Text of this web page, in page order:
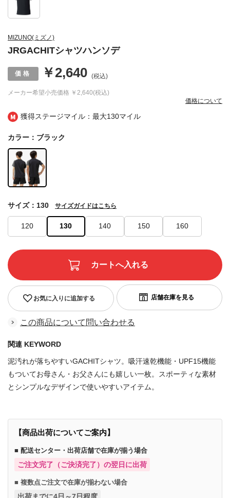
獲得ステージマイル：最大130マイル
MIZUNO(ミズノ)
JRGACHITシャツハンソデ
メーカー希望小売価格 ￥2,640(税込)
￥2,640 (税込)
価格について
カラー：ブラック
120 130 140 150 160
サイズ：130 サイズガイドはこちら
お気に入りに追加する
この商品について問い合わせる
関連 KEYWORD
泥汚れが落ちやすいGACHITシャツ。吸汗速乾機能・UPF15機能
もついてお母さん・お父さんにも嬉しい一枚。スポーティな素材
とシンプルなデザインで使いやすいアイテム。
【商品出荷についてご案内】
■ 配送センター・出荷店舗で在庫が揃う場合
ご注文完了（ご決済完了）の翌日に出荷
■ 複数点ご注文で在庫が揃わない場合
出荷までに4日～7日程度